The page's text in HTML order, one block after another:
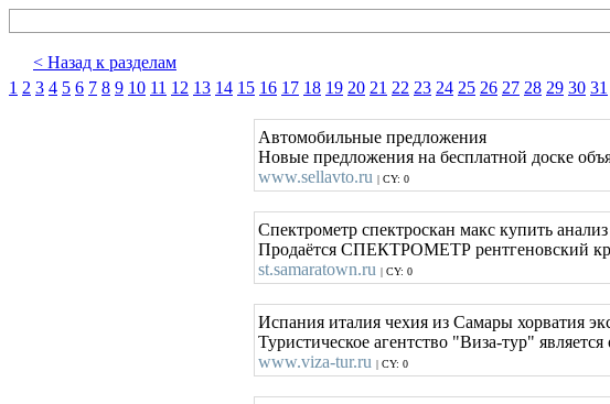
< Назад к разделам
1 2 3 4 5 6 7 8 9 10 11 12 13 14 15 16 17 18 19 20 21 22 23 24 25 26 27 28 29 30 31
Автомобильные предложения
Новые предложения на бесплатной доске
www.sellavto.ru | CY: 0
Спектрометр спектроскан макс купить
Продаётся СПЕКТРОМЕТР
st.samaratown.ru | CY: 0
Испания италия чехия из Самары хорватия
Туристическое агентство "Виза-тур"
www.viza-tur.ru | CY: 0